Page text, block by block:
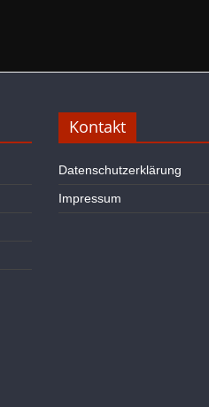
Kontakt
Datenschutzerklärung
Impressum